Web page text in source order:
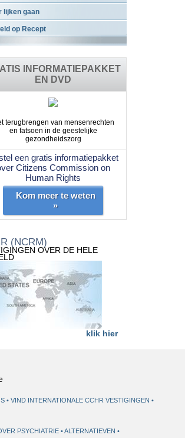
lijken gaan
op Recept
INFORMATIEPAKKET
EN DVD
terugbrengen van mensenrechten
en fatsoen in de geestelijke
gezondheidszorg
een gratis informatiepakket
Citizens Commission on
Human Rights
Kom meer te weten
»
(NCRM)
OVER DE HELE
klik hier
VIND INTERNATIONALE CCHR VESTIGINGEN
PSYCHIATRIE ALTERNATIEVEN